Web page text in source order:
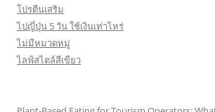
โปรตีนเสริม
ไปญี่ปุ่น 5 วัน ใช้เงินเท่าไหร่
ไม่มีหมวดหมู่
ไลฟ์สไตล์สีเขียว